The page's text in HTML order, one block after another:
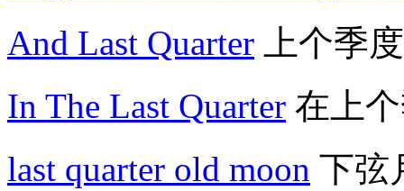
And Last Quarter 上个季度
In The Last Quarter 在上
last quarter old moon 下弦